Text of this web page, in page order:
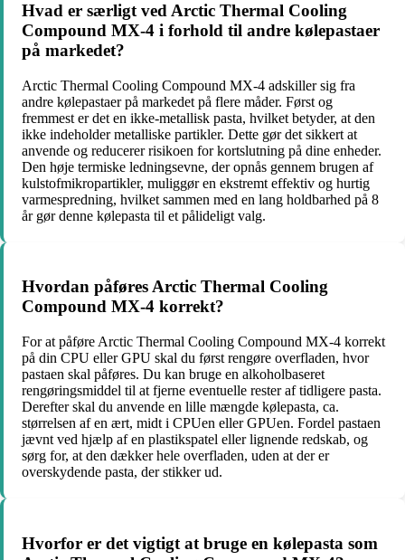
Hvad er særligt ved Arctic Thermal Cooling
Compound MX-4 i forhold til andre kølepastaer
på markedet?
Arctic Thermal Cooling Compound MX-4 adskiller sig fra
andre kølepastaer på markedet på flere måder. Først og
fremmest er det en ikke-metallisk pasta, hvilket betyder, at den
ikke indeholder metalliske partikler. Dette gør det sikkert at
anvende og reducerer risikoen for kortslutning på dine enheder.
Den høje termiske ledningsevne, der opnås gennem brugen af
kulstofmikropartikler, muliggør en ekstremt effektiv og hurtig
varmespredning, hvilket sammen med en lang holdbarhed på 8
år gør denne kølepasta til et pålideligt valg.
Hvordan påføres Arctic Thermal Cooling
Compound MX-4 korrekt?
For at påføre Arctic Thermal Cooling Compound MX-4 korrekt
på din CPU eller GPU skal du først rengøre overfladen, hvor
pastaen skal påføres. Du kan bruge en alkoholbaseret
rengøringsmiddel til at fjerne eventuelle rester af tidligere pasta.
Derefter skal du anvende en lille mængde kølepasta, ca.
størrelsen af en ært, midt i CPUen eller GPUen. Fordel pastaen
jævnt ved hjælp af en plastikspatel eller lignende redskab, og
sørg for, at den dækker hele overfladen, uden at der er
overskydende pasta, der stikker ud.
Hvorfor er det vigtigt at bruge en kølepasta som